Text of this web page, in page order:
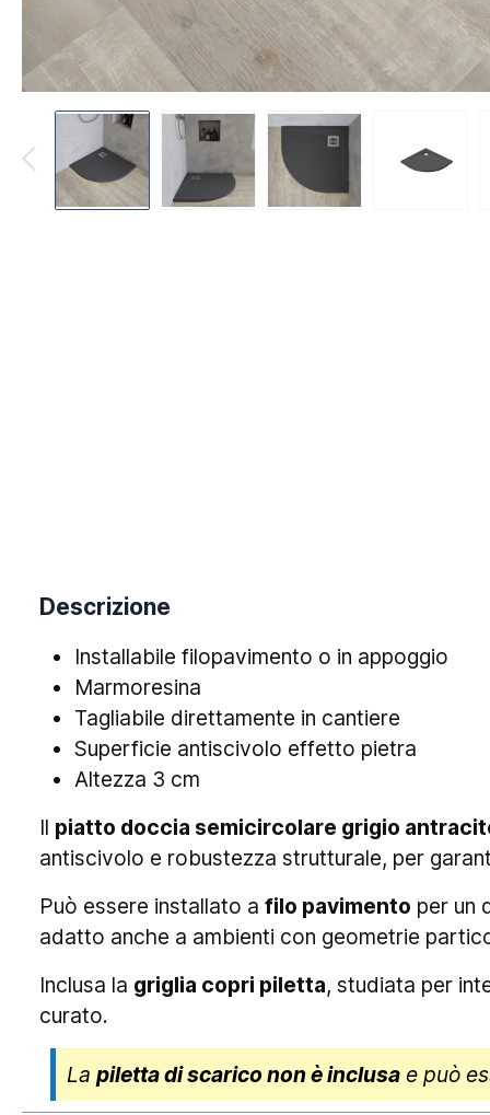
Descrizione
Installabile filopavimento o in appoggio
Marmoresina
Tagliabile direttamente in cantiere
Superficie antiscivolo effetto pietra
Altezza 3 cm
Il piatto doccia semicircolare grigio
antiscivolo e robustezza strutturale, per
Può essere installato a filo pavimento per un
adatto anche a ambienti con geometrie
Inclusa la griglia copri piletta, studiata per
curato.
La piletta di scarico non è inclusa e può